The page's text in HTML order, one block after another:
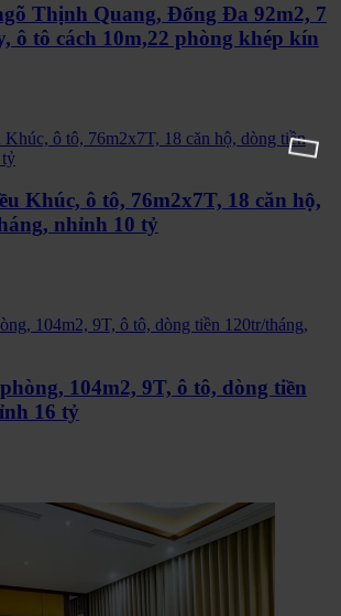
Thịnh Quang, Đống Đa 92m2, 7
ô tô cách 10m,22 phòng khép kín
Khúc, ô tô, 76m2x7T, 18 căn hộ,
nhỉnh 10 tỷ
104m2, 9T, ô tô, dòng tiền
16 tỷ